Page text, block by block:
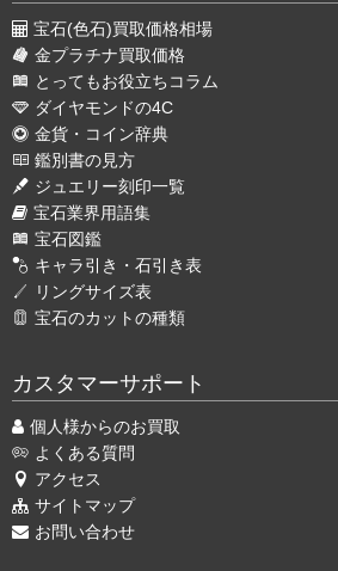
宝石(色石)買取価格相場
金プラチナ買取価格
とってもお役立ちコラム
ダイヤモンドの4C
金貨・コイン辞典
鑑別書の見方
ジュエリー刻印一覧
宝石業界用語集
宝石図鑑
キャラ引き・石引き表
リングサイズ表
宝石のカットの種類
カスタマーサポート
個人様からのお買取
よくある質問
アクセス
サイトマップ
お問い合わせ